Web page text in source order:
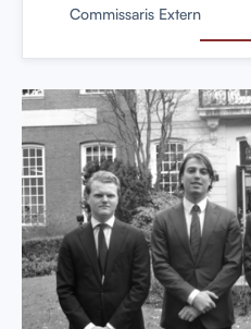
Commissaris Extern